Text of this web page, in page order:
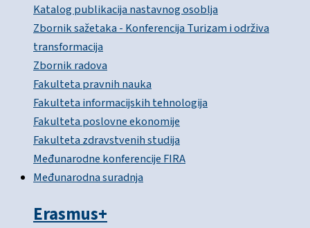
Katalog publikacija nastavnog osoblja
Zbornik sažetaka - Konferencija Turizam i održiva
transformacija
Zbornik radova
Fakulteta pravnih nauka
Fakulteta informacijskih tehnologija
Fakulteta poslovne ekonomije
Fakulteta zdravstvenih studija
Međunarodne konferencije FIRA
Međunarodna suradnja
Erasmus+